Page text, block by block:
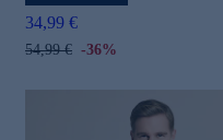
34,99 €
54,99 € -36%